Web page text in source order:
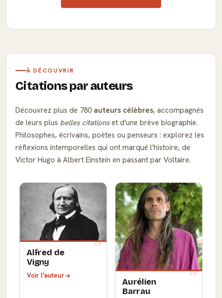
À DÉCOUVRIR
Citations par auteurs
Découvrez plus de 780 auteurs célèbres, accompagnés
de leurs plus belles citationset d'une brève biographie.
Philosophes, écrivains, poètes ou penseurs : explorez les
réflexions intemporelles qui ont marqué l'histoire, de
Victor Hugo à Albert Einstein en passant par Voltaire.
Alfred de
Vigny
Voir l'auteur
Aurélien
Barrau